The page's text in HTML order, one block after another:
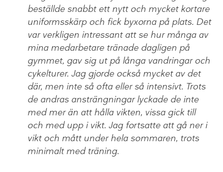
beställde snabbt ett nytt och mycket kortare
uniformsskärp och fick byxorna på plats. Det
var verkligen intressant att se hur många av
mina medarbetare tränade dagligen på
gymmet, gav sig ut på långa vandringar och
cykelturer. Jag gjorde också mycket av det
där, men inte så ofta eller så intensivt. Trots
de andras ansträngningar lyckade de inte
med mer än att hålla vikten, vissa gick till
och med upp i vikt. Jag fortsatte att gå ner i
vikt och mått under hela sommaren, trots
minimalt med träning.